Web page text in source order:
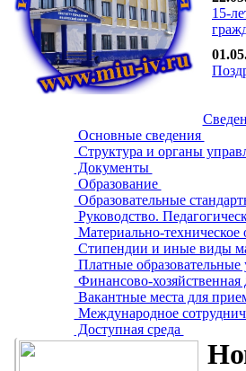
15-
Основные сведения
Структура и органы
Документы
Образование
Образовательные
Руководство.
Материально-техническое
Стипендии и иные виды
Платные образовательные
Финансово-хозяйственная
Вакантные места для
Международное
Доступная среда